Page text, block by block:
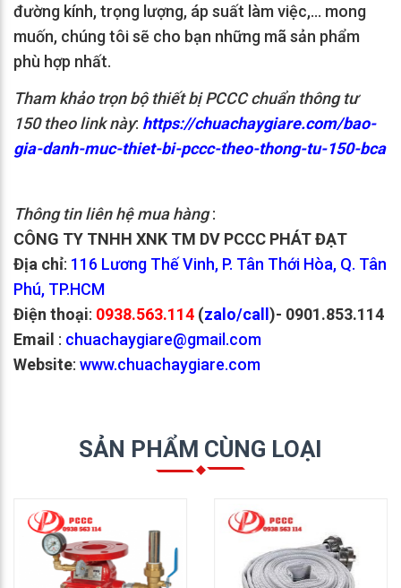
đường kính, trọng lượng, áp suất làm việc,… mong
muốn, chúng tôi sẽ cho bạn những mã sản phẩm
phù hợp nhất.
Tham khảo trọn bộ thiết bị PCCC chuẩn thông tư
150 theo link này: https://chuachaygiare.com/bao-
gia-danh-muc-thiet-bi-pccc-theo-thong-tu-150-bca
Thông tin liên hệ mua hàng:
CÔNG TY TNHH XNK TM DV PCCC PHÁT ĐẠT
Địa chỉ: 116 Lương Thế Vinh, P. Tân Thới Hòa, Q. Tân
Phú, TP.HCM
Điện thoại: 0938.563.114 (zalo/call)- 0901.853.114
Email : chuachaygiare@gmail.com
Website: www.chuachaygiare.com
SẢN PHẨM CÙNG LOẠI